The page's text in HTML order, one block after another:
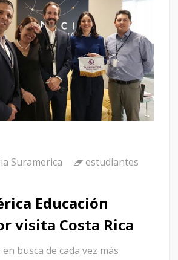
Suramerica
estudiantes
Educación
visita Costa Rica
busca de cada vez más